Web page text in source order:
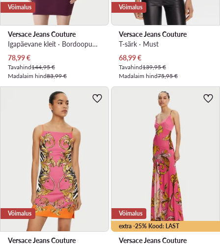
Võimalus
Versace Jeans Couture
Igapäevane kleit · Bordoopunane · Mini
Praegune hind
78,99€
Tavahind144,95 €
Madalaim hind83,99 €
Võimalus
Versace Jeans Couture
T-särk · Must
Praegune hind
68,99€
Tavahind139,95 €
Madalaim hind75,95 €
Võimalus
Versace Jeans Couture
extra -25% Kood: LAST
Võimalus
Versace Jeans Couture